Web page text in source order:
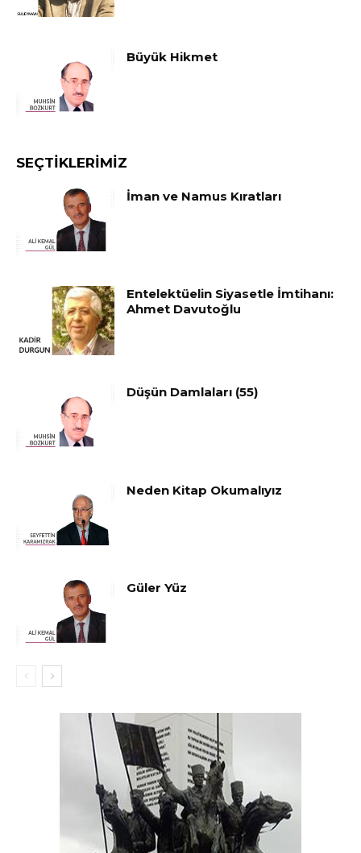
Büyük Hikmet
SEÇTIKLERIMIZ
İman ve Namus Kıratları
Entelektüelin Siyasetle İmtihanı:
Ahmet Davutoğlu
Düşün Damlaları (55)
Neden Kitap Okumalıyız
Güler Yüz